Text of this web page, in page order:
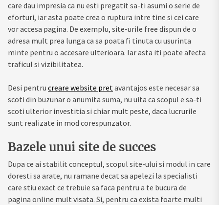
care dau impresia ca nu esti pregatit sa-ti asumi o serie de
eforturi, iar asta poate crea o ruptura intre tine si cei care
vor accesa pagina. De exemplu, site-urile free dispun de o
adresa mult prea lunga ca sa poata fi tinuta cu usurinta
minte pentru o accesare ulterioara. Iar asta iti poate afecta
traficul si vizibilitatea.
Desi pentru creare website pretavantajos este necesar sa
scoti din buzunar o anumita suma, nu uita ca scopul e sa-ti
scoti ulterior investitia si chiar mult peste, daca lucrurile
sunt realizate in mod corespunzator.
Bazele unui site de succes
Dupa ce ai stabilit conceptul, scopul site-ului si modul in care
doresti sa arate, nu ramane decat sa apelezi la specialisti
care stiu exact ce trebuie sa faca pentru a te bucura de
pagina online mult visata. Si, pentru ca exista foarte multi